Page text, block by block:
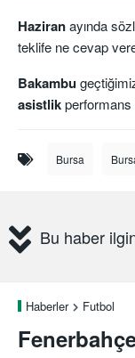
Haziranayında
teklife ne cevap
Bakambu
asistlikperformans
Bursa
Bu haber
Haberler Futbol